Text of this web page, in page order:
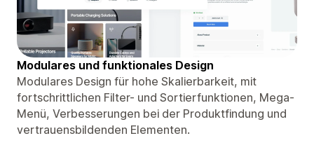
Modulares und funktionales Design
Modulares Design für hohe Skalierbarkeit, mit
fortschrittlichen Filter- und Sortierfunktionen, Mega-
Menü, Verbesserungen bei der Produktfindung und
vertrauensbildenden Elementen.